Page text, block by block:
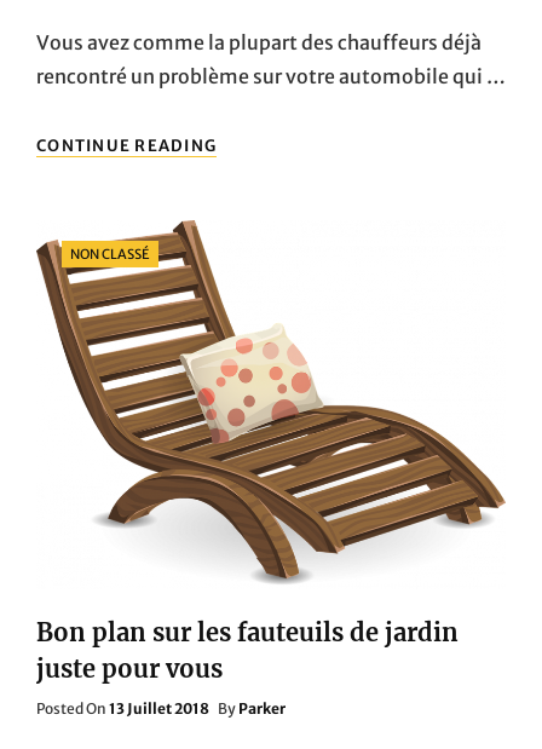
Vous avez comme la plupart des chauffeurs déjà
rencontré un problème sur votre automobile qui …
CONTINUE READING
ADRESSES
Categories
NON CLASSÉ
Bon plan sur les fauteuils de jardin
juste pour vous
Posted On Posted
13 Juillet 2018 By Parker